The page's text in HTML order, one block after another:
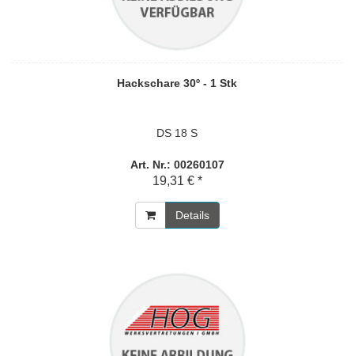
Hackschare 30º - 1 Stk
DS 18 S
Art. Nr.: 00260107
19,31 € *
Details